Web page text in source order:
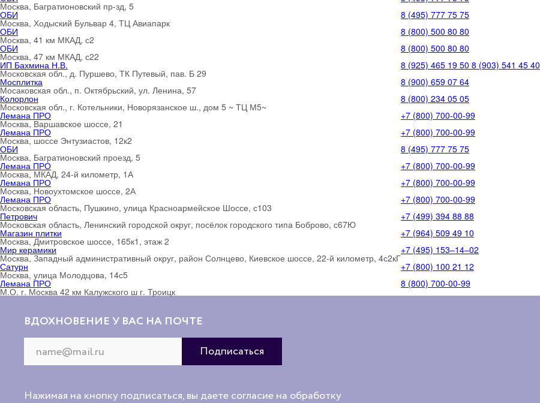
Москва, Багратионовский пр-зд, 5
ОБИ
Москва, Ходыский Бульвар 4, ТЦ Авиапарк
8 (495) 777 75 75
ОБИ
Москва, 41 км МКАД, с2
8 (800) 500 80 80
ОБИ
Москва, 47 км МКАД, с22
8 (800) 500 80 80
ИП Бахмина Н.В.
Московская обл., д. Пуршево, ТК Путевый, пав. Б 29
8 (925) 465 19 50 8 (903) 541 45 40
Мосплитка
Мосаковская обл., п. Октябрьский, ул. Ленина, 57
8 (900) 659 07 64
Колорлон
Московская обл., г. Котельники, Новорязанское ш., дом 5 ~ ТЦ М5~
8 (800) 234 05 05
Лемана ПРО
Москва, Варшавское шоссе, 21
+7 (800) 700-00-99
Лемана ПРО
Москва, шоссе Энтузиастов, 12к2
+7 (800) 700-00-99
ОБИ
Москва, Багратионовский проезд, 5
8 (495) 777 75 75
Лемана ПРО
Москва, МКАД, 24-й километр, 1А
+7 (800) 700-00-99
Лемана ПРО
Москва, Новоухтомское шоссе, 2А
+7 (800) 700-00-99
Лемана ПРО
Московская область, Пушкино, улица Красноармейское Шоссе, с103
+7 (800) 700-00-99
Петрович
Московская область, Ленинский городской округ, посёлок городского типа Боброво, с67Ю
+7 (499) 394 88 88
Магазин плитки
Москва, Дмитровское шоссе, 165к1, этаж 2
+7 (964) 509 49 10
Мир керамики
Москва, Западный административный округ, район Солнцево, Киевское шоссе, 22-й километр, 4с2кГ
+7 (495) 153‒14‒02
Сатурн
Москва, улица Молодцова, 14с5
+7 (800) 100 21 12
Лемана ПРО
М.О. г. Москва 42 км Калужского ш г. Троицк
8 (800) 700-00-99
ВДОХНОВЕНИЕ У ВАС НА ПОЧТЕ
Нажимая на кнопку подписаться, вы даете согласие на обработку